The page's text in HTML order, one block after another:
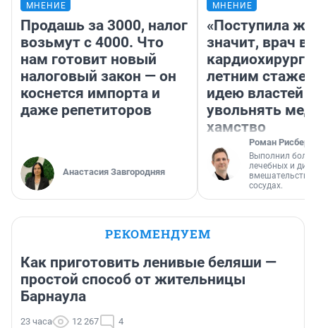
МНЕНИЕ
Продашь за 3000, налог
возьмут с 4000. Что
нам готовит новый
налоговый закон — он
коснется импорта и
даже репетиторов
Анастасия Завгородняя
МНЕНИЕ
«Поступила
значит, врач
кардиохирург
летним
идею властей
увольнять
хамство
Роман Рисберг
Выполнил
лечебных и
вмешательств
сосудах.
РЕКОМЕНДУЕМ
Как приготовить ленивые беляши —
простой способ от жительницы
Барнаула
23 часа 12 267 4